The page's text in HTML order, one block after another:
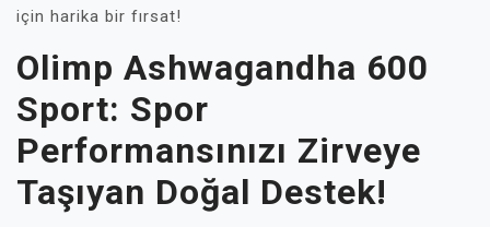
için harika bir fırsat!
Olimp Ashwagandha 600
Sport: Spor
Performansınızı Zirveye
Taşıyan Doğal Destek!